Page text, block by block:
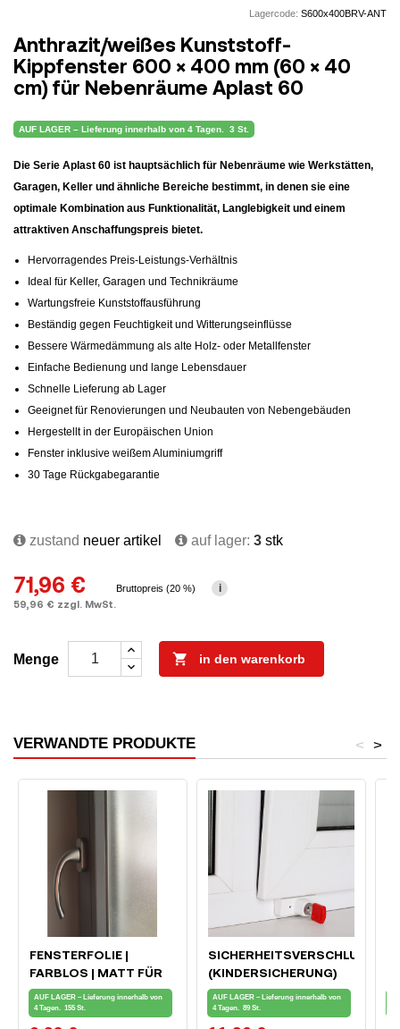
Lagercode: S600x400BRV-ANT
Anthrazit/weißes Kunststoff-
Kippfenster 600 × 400 mm (60 × 40
cm) für Nebenräume Aplast 60
AUF LAGER – Lieferung innerhalb von 4 Tagen. 3 St.
Die Serie Aplast 60 ist hauptsächlich für Nebenräume wie Werkstätten,
Garagen, Keller und ähnliche Bereiche bestimmt, in denen sie eine
optimale Kombination aus Funktionalität, Langlebigkeit und einem
attraktiven Anschaffungspreis bietet.
Hervorragendes Preis-Leistungs-Verhältnis
Ideal für Keller, Garagen und Technikräume
Wartungsfreie Kunststoffausführung
Beständig gegen Feuchtigkeit und Witterungseinflüsse
Bessere Wärmedämmung als alte Holz- oder Metallfenster
Einfache Bedienung und lange Lebensdauer
Schnelle Lieferung ab Lager
Geeignet für Renovierungen und Neubauten von Nebengebäuden
Hergestellt in der Europäischen Union
Fenster inklusive weißem Aluminiumgriff
30 Tage Rückgabegarantie
zustand neuer artikel auf lager: 3 stk
71,96 €
59,96 € zzgl. MwSt.
Bruttopreis (20 %) i
Menge  in den warenkorb
VERWANDTE PRODUKTE >
<
FENSTERFOLIE |
FARBLOS | MATT FÜR
PRIVATSPHÄRE 90 X 50
CM
AUF LAGER – Lieferung innerhalb von
4 Tagen. 155 St.
SICHERHEITSVERSCHLUSS
(KINDERSICHERUNG)
FÜR FENSTER UND
BALKONTÜREN
AUF LAGER – Lieferung innerhalb von
4 Tagen. 89 St.